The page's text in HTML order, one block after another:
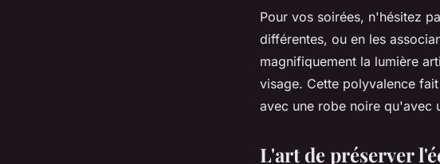
Pour vos soirées, n'hésitez
différentes, ou en les
magnifiquement la lumière
visage. Cette polyvalence
avec une robe noire qu'avec
L'art de préserver